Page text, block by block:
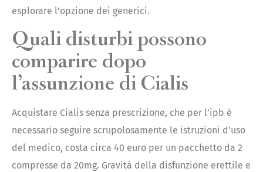
esplorare l’opzione dei generici.
Quali disturbi possono
comparire dopo
l’assunzione di Cialis
Acquistare Cialis senza prescrizione, che per l’ipb è
necessario seguire scrupolosamente le istruzioni d’uso
del medico, costa circa 40 euro per un pacchetto da 2
compresse da 20mg. Gravità della disfunzione erettile e